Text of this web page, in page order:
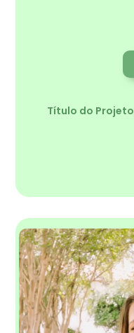
Título do Projeto